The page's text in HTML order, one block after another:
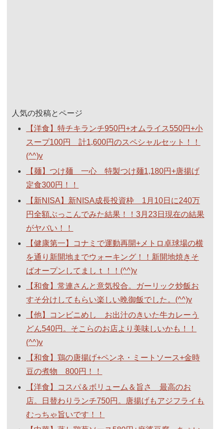
人気の投稿とページ
【洋食】特チキランチ950円+オムライス550円+小
スープ100円 計1,600円のスペシャルセット！！
(^^)v
【麺】つけ麺 一心 特製つけ麺1,180円+唐揚げ
定食300円！！
【新NISA】新NISA成長投資枠 1月10日に240万
円全額ぶっこんでみた結果！！3月23日現在の結果
がヤバい！！
【健康第一】コナミで運動再開+メトロ卓球場の横
を通り新開地までウォーキング！！新開地焼きそ
ばオープンしてましｔ！！(^^)v
【和食】常連さんと意気投合。ガーリック炒飯お
すそ分けしてもらい楽しい晩御飯でした。(^^)v
【他】コンビニめし お出汁のきいた牛カレーう
どん540円。そこらのお店より美味しいかも！！
(^^)v
【和食】鶏の唐揚げ+ペンネ・ミートソース+金時
豆の煮物 800円！！
【洋食】コスパ＆ボリューム＆旨さ 最高のお
店。日替わりランチ750円。唐揚げもアジフライも
むっちゃ旨いです！！